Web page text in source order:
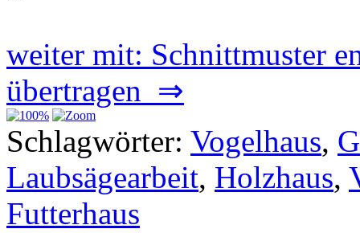
weiter mit: Schnittmuster
übertragen ⇒
Schlagwörter: Vogelhaus,
Laubsägearbeit, Holzhaus,
Futterhaus